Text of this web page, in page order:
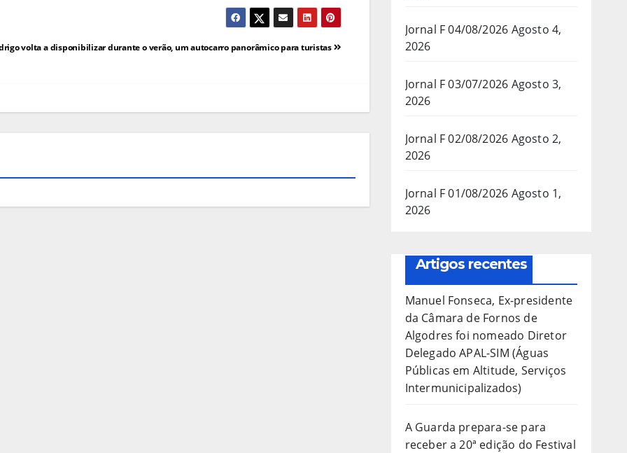
volta a disponibilizar durante o verão, um autocarro panorâmico para turistas
Jornal F 04/08/2026 Agosto 4,
2026
Jornal F 03/07/2026 Agosto 3,
2026
Jornal F 02/08/2026 Agosto 2,
2026
Jornal F 01/08/2026 Agosto 1,
2026
Artigos recentes
Manuel Fonseca, Ex-presidente
da Câmara de Fornos de
Algodres foi nomeado Diretor
Delegado APAL-SIM (Águas
Públicas em Altitude, Serviços
Intermunicipalizados)
A Guarda prepara-se para
receber a 20ª edição do Festival